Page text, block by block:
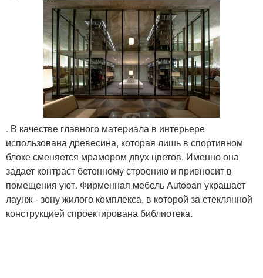
. В качестве главного материала в интерьере
использована древесина, которая лишь в спортивном
блоке сменяется мрамором двух цветов. Именно она
задает контраст бетонному строению и привносит в
помещения уют. Фирменная мебель Autoban украшает
лаунж - зону жилого комплекса, в которой за стеклянной
конструкцией спроектирована библиотека.